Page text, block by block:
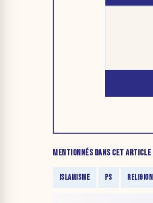
MENTIONNÉS DANS CET ARTICLE
ISLAMISME PS RELIGION